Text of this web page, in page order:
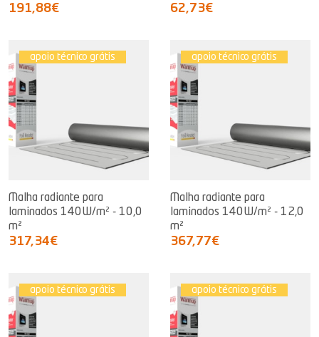
191,88€ 62,73€
apoio técnico grátis
Malha radiante para
laminados 140W/m² - 10,0
m²
317,34€
apoio técnico grátis
Malha radiante para
laminados 140W/m² - 12,0
m²
367,77€
apoio técnico grátis apoio técnico grátis